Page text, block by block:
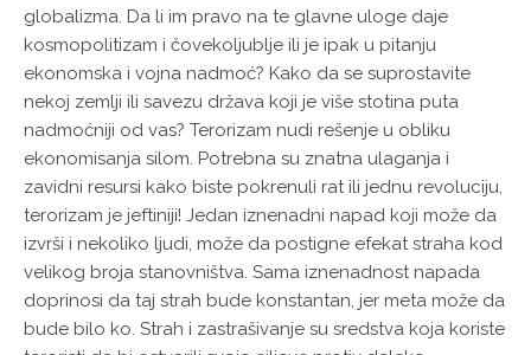
globalizma. Da li im pravo na te glavne uloge daje
kosmopolitizam i čovekoljublje ili je ipak u pitanju
ekonomska i vojna nadmoć? Kako da se suprostavite
nekoj zemlji ili savezu država koji je više stotina puta
nadmoćniji od vas? Terorizam nudi rešenje u obliku
ekonomisanja silom. Potrebna su znatna ulaganja i
zavidni resursi kako biste pokrenuli rat ili jednu revoluciju,
terorizam je jeftiniji! Jedan iznenadni napad koji može da
izvrši i nekoliko ljudi, može da postigne efekat straha kod
velikog broja stanovništva. Sama iznenadnost napada
doprinosi da taj strah bude konstantan, jer meta može da
bude bilo ko. Strah i zastrašivanje su sredstva koja koriste